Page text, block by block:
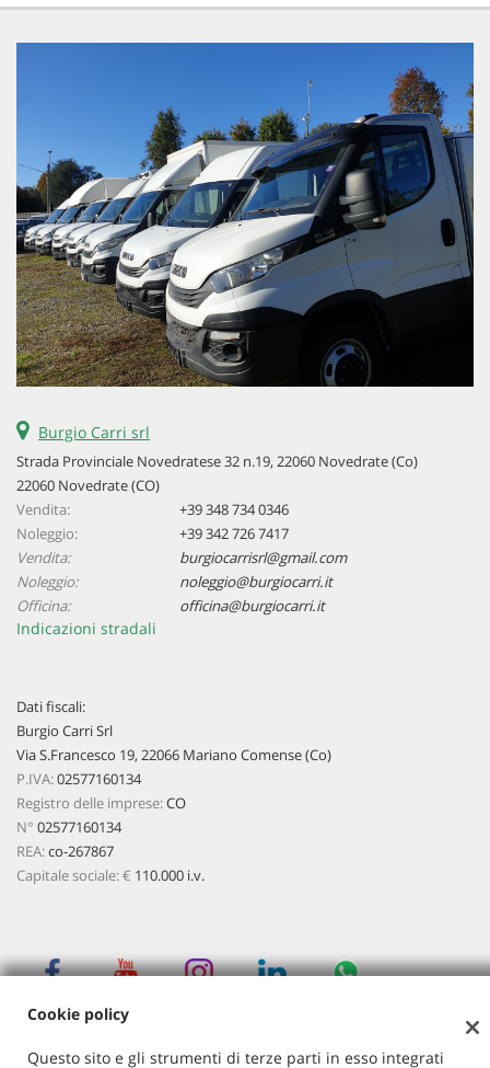
Burgio Carri srl
Strada Provinciale Novedratese 32 n.19, 22060 Novedrate (Co)
22060 Novedrate (CO)
Vendita:
+39 348 734 0346
Noleggio:
+39 342 726 7417
Vendita:
burgiocarrisrl@gmail.com
Noleggio:
noleggio@burgiocarri.it
Officina:
officina@burgiocarri.it
Indicazioni stradali
Dati fiscali:
Burgio Carri Srl
Via S.Francesco 19, 22066 Mariano Comense (Co)
P.IVA:02577160134
Registro delle imprese:CO
N° 02577160134
REA:co-267867
Capitale sociale: € 110.000 i.v.
Copyright © 2026 GestionaleAuto.com S.r.l., Tutti i diritti
Sito creato da: GestionaleAuto.com
Cookie policy
Questo sito e gli strumenti di terze parti in esso integrati